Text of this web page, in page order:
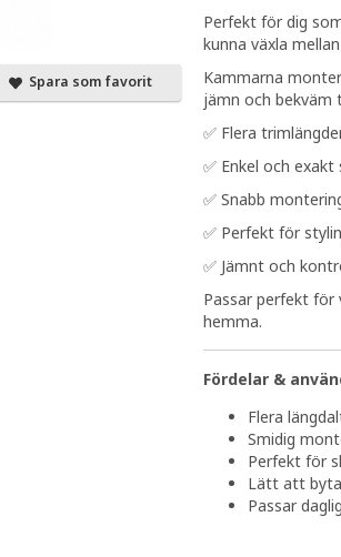
Perfekt för dig
kunna växla
Kammarna
jämn och bekväm
✅ Flera
✅ Enkel och
✅ Snabb
✅ Perfekt för
✅ Jämnt och
Passar perfekt för
hemma.
Fördelar &
Flera
Smidig
Perfekt för
Lätt att
Passar
Spara som favorit